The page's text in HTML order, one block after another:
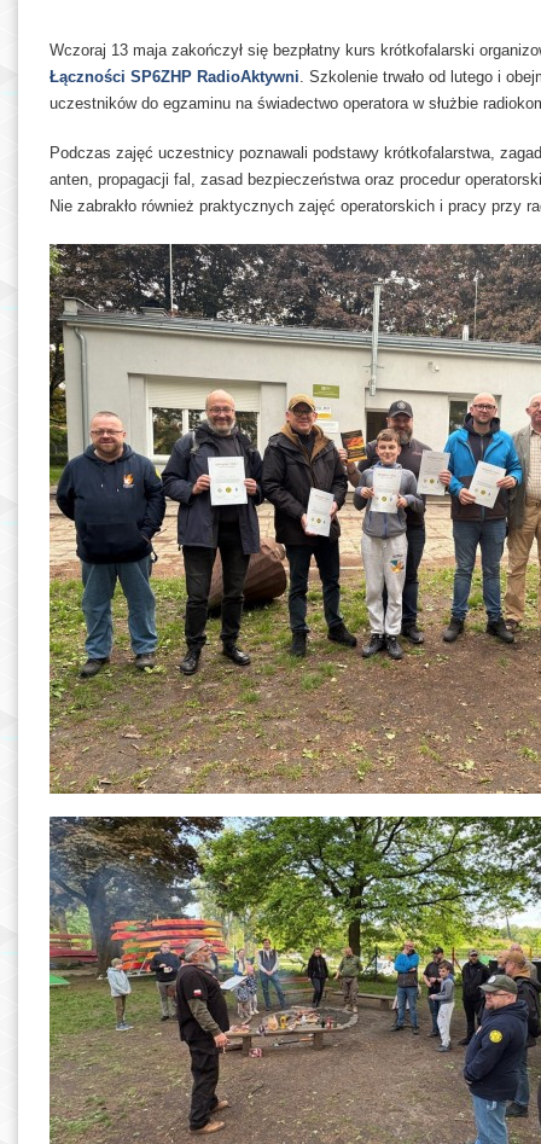
Wczoraj 13 maja zakończył się bezpłatny kurs krótkofalarski
Łączności SP6ZHP RadioAktywni . Szkolenie trwało od lutego i
uczestników do egzaminu na świadectwo operatora w służbie
Podczas zajęć uczestnicy poznawali podstawy krótkofalarstwa,
anten, propagacji fal, zasad bezpieczeństwa oraz procedur
Nie zabrakło również praktycznych zajęć operatorskich i pracy przy